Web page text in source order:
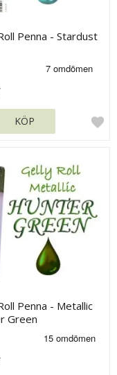
Penna - Stardust
KÖP
Penna - Metallic
Green